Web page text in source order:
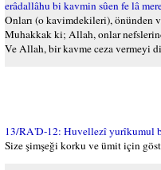
erâdallâhu bi kavmin sûen fe lâ
Onları (o kavimdekileri), önünden
Muhakkak ki; Allah, onlar
Ve Allah, bir kavme ceza vermeyi
13/RA'D-12: Huvellezî yurîkumul
Size şimşeği korku ve ümit için